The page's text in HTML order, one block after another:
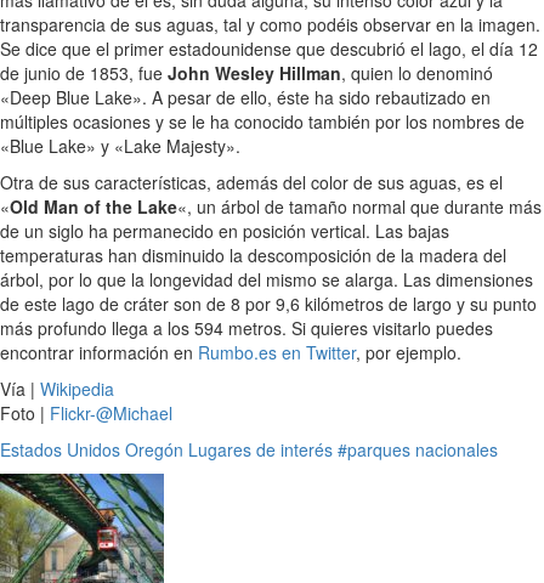
transparencia de sus aguas, tal y como podéis observar en la imagen.
Se dice que el primer estadounidense que descubrió el lago, el día 12
de junio de 1853, fue John Wesley Hillman, quien lo denominó
«Deep Blue Lake». A pesar de ello, éste ha sido rebautizado en
múltiples ocasiones y se le ha conocido también por los nombres de
«Blue Lake» y «Lake Majesty».
Otra de sus características, además del color de sus aguas, es el
«Old Man of the Lake«, un árbol de tamaño normal que durante más
de un siglo ha permanecido en posición vertical. Las bajas
temperaturas han disminuido la descomposición de la madera del
árbol, por lo que la longevidad del mismo se alarga. Las dimensiones
de este lago de cráter son de 8 por 9,6 kilómetros de largo y su punto
más profundo llega a los 594 metros. Si quieres visitarlo puedes
encontrar información en Rumbo.es en Twitter, por ejemplo.
Vía | Wikipedia
Foto | Flickr-@Michael
Estados Unidos Oregón Lugares de interés #parques nacionales